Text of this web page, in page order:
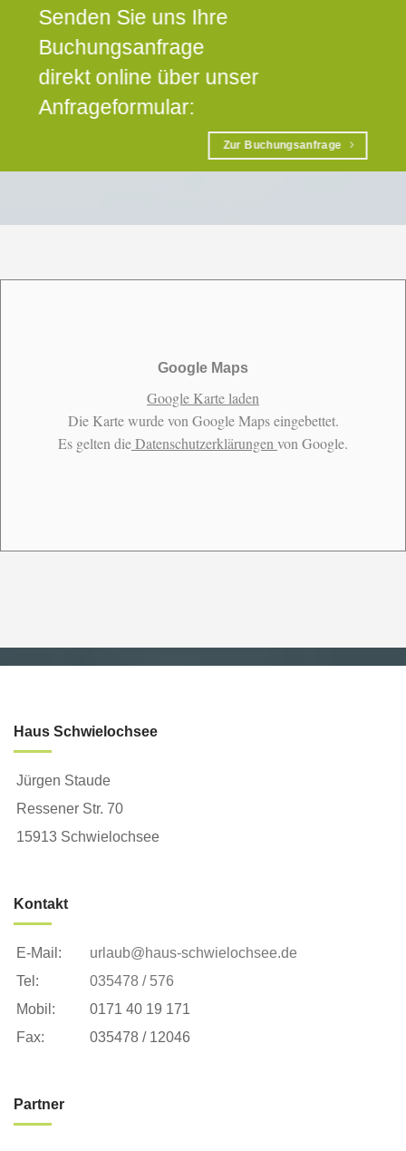
Senden Sie uns Ihre
Buchungsanfrage
direkt online über unser
Anfrageformular:
Zur Buchungsanfrage
Google Maps
Google Karte laden
Die Karte wurde von Google Maps eingebettet.
Es gelten dieDatenschutzerklärungen von Google.
Haus Schwielochsee
Jürgen Staude
Ressener Str. 70
15913 Schwielochsee
Kontakt
E-Mail:
urlaub@haus-schwielochsee.de
Tel:
035478 / 576
Mobil:
0171 40 19 171
Fax:
035478 / 12046
Partner